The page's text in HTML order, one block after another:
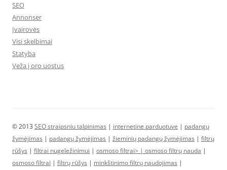
SEO
Annonser
Įvairovės
Visi skelbimai
Statyba
Veža į oro uostus
© 2013 SEO straipsniu talpinimas | internetine parduotuve | padangų
žymėjimas | padangų žymėjimas | žieminių padangų žymėjimas | filtrų
rūšys | filtrai nugeležinimui | osmoso filtrai> | osmoso filtrų nauda |
osmoso filtrai | filtrų rūšys | minkštinimo filtrų naudojimas |